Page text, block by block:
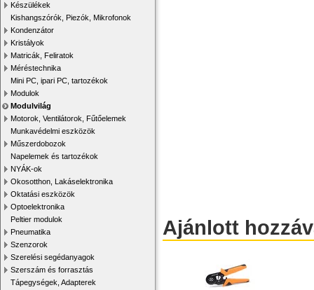
Készülékek
Kishangszórók, Piezók, Mikrofonok
Kondenzátor
Kristályok
Matricák, Feliratok
Méréstechnika
Mini PC, ipari PC, tartozékok
Modulok
Modulvilág
Motorok, Ventilátorok, Fűtőelemek
Munkavédelmi eszközök
Műszerdobozok
Napelemek és tartozékok
NYÁK-ok
Okosotthon, Lakáselektronika
Oktatási eszközök
Optoelektronika
Peltier modulok
Pneumatika
Szenzorok
Szerelési segédanyagok
Szerszám és forrasztás
Tápegységek, Adapterek
Ajánlott